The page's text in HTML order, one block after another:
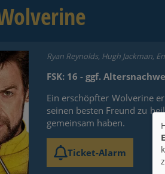
Ryan Reynolds, Hugh Jackman,
FSK: 16 - ggf.
Ein erschöpfter Wolverine
seinen besten Freund zu
gemeinsam haben.
Ticket-Alarm